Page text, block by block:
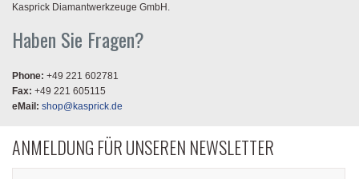
Kasprick Diamantwerkzeuge GmbH.
Haben Sie Fragen?
Phone: +49 221 602781
Fax: +49 221 605115
eMail: shop@kasprick.de
ANMELDUNG FÜR UNSEREN NEWSLETTER